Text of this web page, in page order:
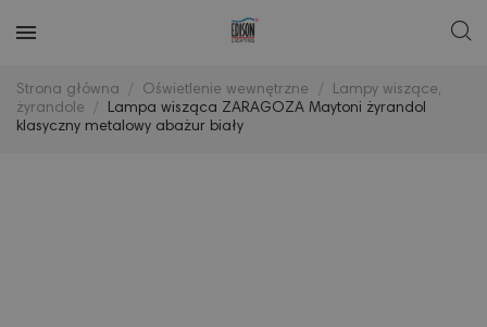
Strona główna Oświetlenie wewnętrzne
Lampy wiszące,
żyrandole
Lampa wisząca ZARAGOZA Maytoni żyrandol
klasyczny metalowy abażur biały